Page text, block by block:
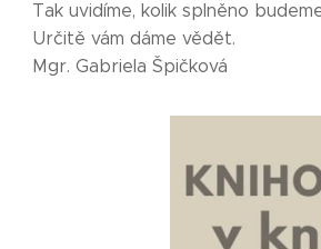
Tak uvidíme, kolik splněno
Určitě vám dáme vědět.
Mgr. Gabriela Špičková